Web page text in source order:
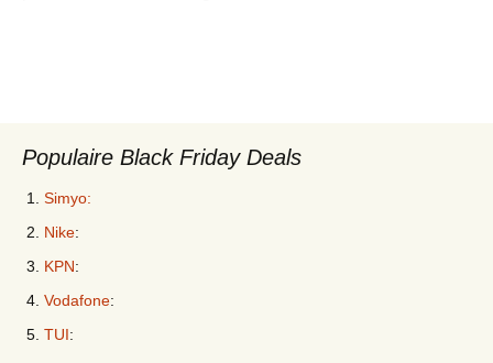
Populaire Black Friday Deals
Simyo:
Nike:
KPN:
Vodafone:
TUI: